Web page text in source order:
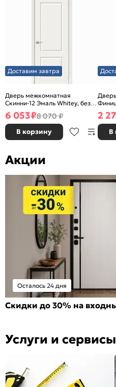
Доставим завтра
Дверь межкомнатная
Скинни-12 Эмаль Whitey, без
декора, глухая, без стекла,
без кромки, скиновая
6 053₽8 070 ₽
В корзину
2
В
Акции
Осталось 24 дня
Скидки до 30% на
Услуги и сервисы